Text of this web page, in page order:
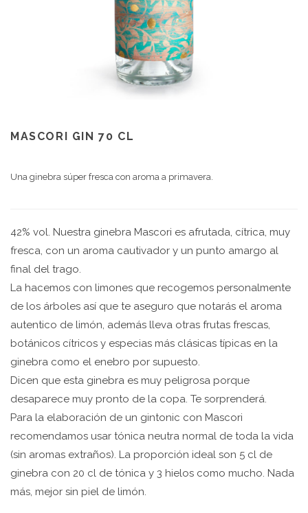
MASCORI GIN 70 CL
Una ginebra súper fresca con aroma a primavera.
42% vol. Nuestra ginebra Mascori es afrutada, cítrica, muy
fresca, con un aroma cautivador y un punto amargo al
final del trago.
La hacemos con limones que recogemos personalmente
de los árboles así que te aseguro que notarás el aroma
autentico de limón, además lleva otras frutas frescas,
botánicos cítricos y especias más clásicas típicas en la
ginebra como el enebro por supuesto.
Dicen que esta ginebra es muy peligrosa porque
desaparece muy pronto de la copa. Te sorprenderá.
Para la elaboración de un gintonic con Mascori
recomendamos usar tónica neutra normal de toda la vida
(sin aromas extraños). La proporción ideal son 5 cl de
ginebra con 20 cl de tónica y 3 hielos como mucho. Nada
más, mejor sin piel de limón.